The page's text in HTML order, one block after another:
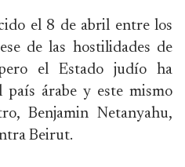
el 8 de abril entre los
de las hostilidades de
el Estado judío ha
país árabe y este mismo
Benjamin Netanyahu,
Beirut.